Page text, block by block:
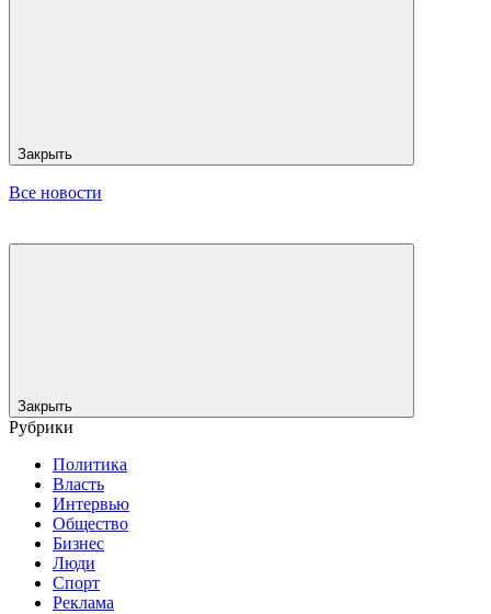
Закрыть
Все новости
Закрыть
Рубрики
Политика
Власть
Интервью
Общество
Бизнес
Люди
Спорт
Реклама